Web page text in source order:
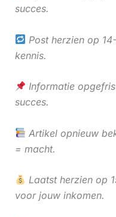
succes.
Post herzien op
kennis.
Informatie
succes.
Artikel opnieuw
= macht.
Laatst herzien op
voor jouw inkomen.